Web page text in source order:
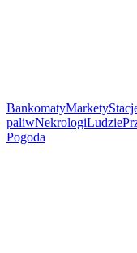
BankomatyMarkety
paliwNekrologiLudzie
Pogoda